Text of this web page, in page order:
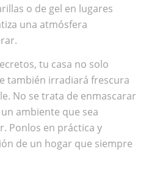
o de gel en lugares
una atmósfera
tu casa no solo
también irradiará frescura
No se trata de enmascarar
ambiente que sea
Ponlos en práctica y
de un hogar que siempre